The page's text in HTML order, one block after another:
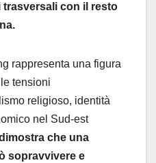
con il resto
rappresenta una figura
tensioni
religioso, identità
nel Sud-est
che una
sopravvivere e